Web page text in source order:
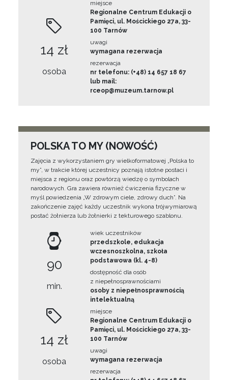
14 zł
osoba
miejsce
Regionalne Centrum Edukacji o
Pamięci, ul. Mościckiego 27a, 33-
100 Tarnów
uwagi
wymagana rezerwacja
rezerwacja
nr telefonu: (+48) 14 657 18 67
lub mail:
rceop@muzeum.tarnow.pl
POLSKA TO MY (NOWOŚĆ)
Zajęcia z wykorzystaniem gry wielkoformatowej „Polska to
my”, w trakcie której uczestnicy poznają istotne postaci i
miejsca z regionu oraz powtórzą wiedzę o symbolach
narodowych. Gra zawiera również ćwiczenia fizyczne w
myśl powiedzenia „W zdrowym ciele, zdrowy duch”. Na
zakończenie zajęć każdy uczestnik wykona trójwymiarową
postać żołnierza lub żołnierki z tekturowego szablonu.
90
min.
14 zł
osoba
wiek uczestników
przedszkole, edukacja
wczesnoszkolna, szkoła
podstawowa (kl. 4-8)
dostępność dla osób
z niepełnosprawnościami
osoby z niepełnosprawnością
intelektualną
miejsce
Regionalne Centrum Edukacji o
Pamięci, ul. Mościckiego 27a, 33-
100 Tarnów
uwagi
wymagana rezerwacja
rezerwacja